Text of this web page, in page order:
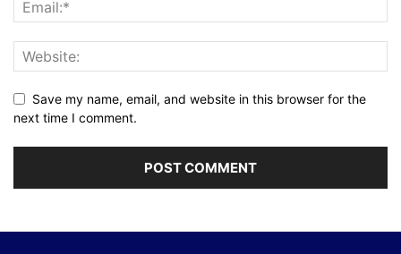
Save my name, email, and website in this browser for the
next time I comment.